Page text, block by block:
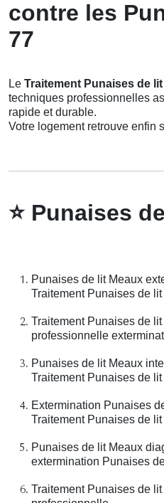
contre les
77
Le Traitement Punaises de lit
techniques professionnelles
rapide et durable.
Votre logement retrouve enfin
⭐Punaises
Punaises de lit Meaux
Traitement Punaises de lit
Traitement Punaises de
professionnelle
Punaises de lit Meaux
Traitement Punaises de lit
Extermination Punaises
Traitement Punaises de lit
Punaises de lit Meaux
extermination Punaises
Traitement Punaises de